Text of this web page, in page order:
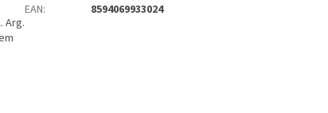
Arg.
EAN: 8594069933024